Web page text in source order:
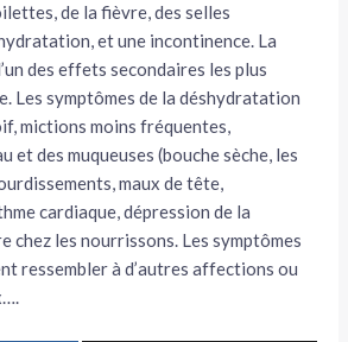
de la fièvre, des selles
et une incontinence. La
des effets secondaires les plus
Les symptômes de la déshydratation
mictions moins fréquentes,
et des muqueuses (bouche sèche, les
maux de tête,
cardiaque, dépression de la
chez les nourrissons. Les symptômes
ressembler à d’autres affections ou